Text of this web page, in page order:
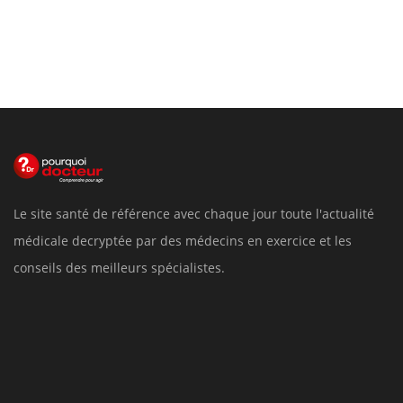
Le site santé de référence avec chaque jour toute l'actualité
médicale decryptée par des médecins en exercice et les
conseils des meilleurs spécialistes.